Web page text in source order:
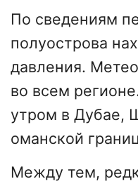
По сведениям
полуострова
давления.
во всем
утром в Дубае,
оманской
Между тем,